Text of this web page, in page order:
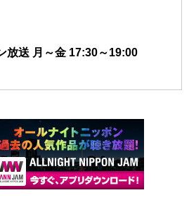
放送 月～金 17:30～19:00